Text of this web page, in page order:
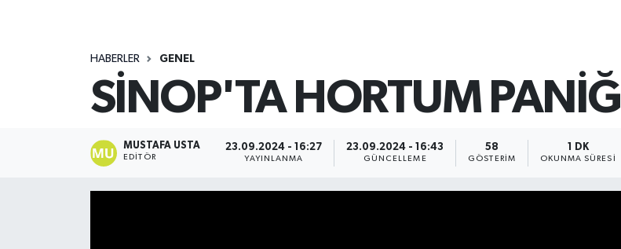
HABERLER GENEL
SİNOP'TA HORTUM PANİĞİ
MUSTAFA USTA
EDITÖR
23.09.2024 - 16:27
YAYINLANMA
23.09.2024 - 16:43
GÜNCELLEME
58
GÖSTERIM
1 DK
OKUNMA SÜRESI